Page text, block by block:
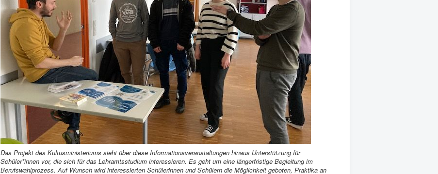
Das Projekt des Kultusministeriums sieht über diese Informationsveranstaltungen hinaus Unterstützung für
Schüler*innen vor, die sich für das Lehramtsstudium interessieren. Es geht um eine längerfristige Begleitung im
Berufswahlprozess. Auf Wunsch wird interessierten Schülerinnen und Schülern die Möglichkeit geboten, Praktika an